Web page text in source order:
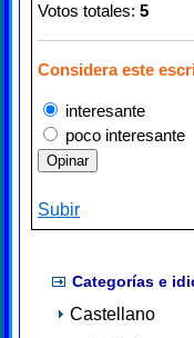
Votos totales: 5
Considera este
interesante
poco interesante
Subir
Categorías e
Castellano